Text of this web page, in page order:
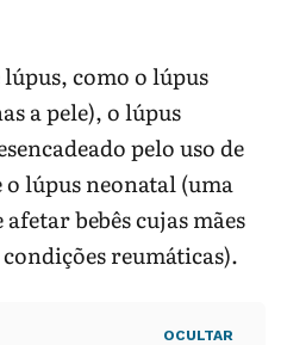
como o lúpus
a pele), o lúpus
pelo uso de
lúpus neonatal (uma
bebês cujas mães
reumáticas).
OCULTAR